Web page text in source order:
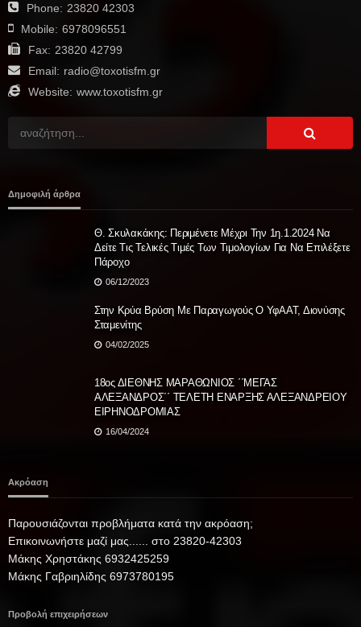
Phone: 23820 42303
Mobile: 6978096551
Fax: 23820 42799
Email: radio@toxotisfm.gr
Website: www.toxotisfm.gr
Δημοφιλή άρθρα
Θ. Σκυλακάκης: Περιμένετε Μέχρι Την 1η.1.2024 Να
Δείτε Τις Τελικές Τιμές Των Τιμολογίων Για Να Επιλέξετε
Πάροχο
06/12/2023
Στην Κρύα Βρύση Με Παραγωγούς Ο ΥφΑΑΤ, Διονύσης
Σταμενίτης
04/02/2025
18ος ΔΙΕΘΝΗΣ ΜΑΡΑΘΩΝΙΟΣ ΄΄ΜΕΓΑΣ
ΑΛΕΞΑΝΔΡΟΣ΄΄ TΕΛΕΤΗ ΕΝΑΡΞΗΣ ΑΛΕΞΑΝΔΡΕΙΟΥ
ΕΙΡΗΝΟΔΡΟΜΙΑΣ
16/04/2024
Ακρόαση
Παρουσιάζονται προβλήματα κατά την ακρόαση;
Επικοινωνήστε μαζί μας...... στο 23820-42303
Μάκης Χρηστάκης 6932425259
Μάκης Γαβριηλίδης 6973780195
Προβολή επιχειρήσεων